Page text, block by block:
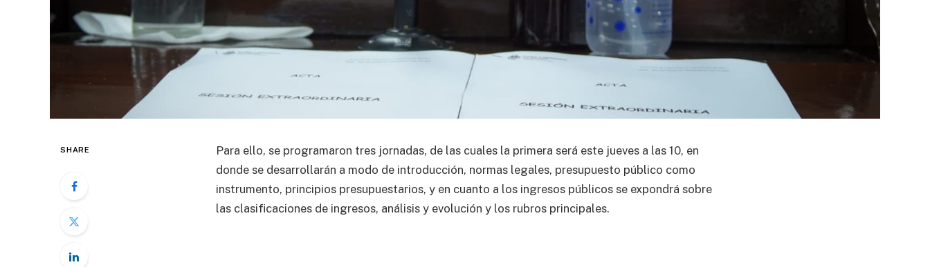
SHARE
Para ello, se programaron tres jornadas, de las cuales la primera será este jueves a las 10, en
donde se desarrollarán a modo de introducción, normas legales, presupuesto público como
instrumento, principios presupuestarios, y en cuanto a los ingresos públicos se expondrá sobre
las clasificaciones de ingresos, análisis y evolución y los rubros principales.